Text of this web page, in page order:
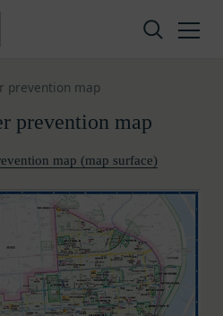
prevention map
prevention map
map (map surface)
「当社」といいます。）
ービスにおいて、個人情報
の他関連する法令等を遵守
するESGポータルサイトサ
ス」といいます。）のご利
といいます。）を下記の通
usable on Amazon.co.jp.
will be sent to the email
your member